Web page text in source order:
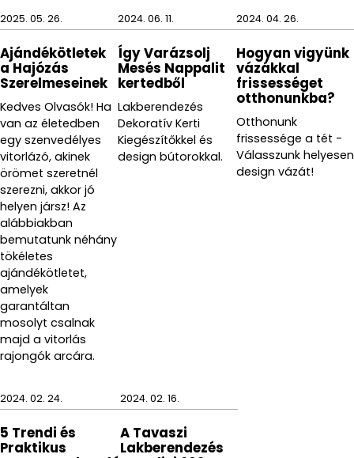
2025. 05. 26.
Ajándékötletek
a Hajózás
Szerelmeseinek
Kedves Olvasók! Ha
van az életedben
egy szenvedélyes
vitorlázó, akinek
örömet szeretnél
szerezni, akkor jó
helyen jársz! Az
alábbiakban
bemutatunk néhány
tökéletes
ajándékötletet,
amelyek
garantáltan
mosolyt csalnak
majd a vitorlás
rajongók arcára.
2024. 06. 11.
Így Varázsolj
Mesés Nappalit
kertedből
Lakberendezés
Dekoratív Kerti
Kiegészítőkkel és
design bútorokkal.
2024. 04. 26.
Hogyan vigyünk
vázákkal
frissességet
otthonunkba?
Otthonunk
frissessége a tét -
Válasszunk helyesen
design vázát!
2024. 02. 24.
5 Trendi és
Praktikus
2024. 02. 16.
A Tavaszi
Lakberendezés